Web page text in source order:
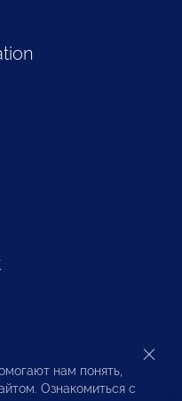
Rights Protection
нам понять,
Ознакомиться с